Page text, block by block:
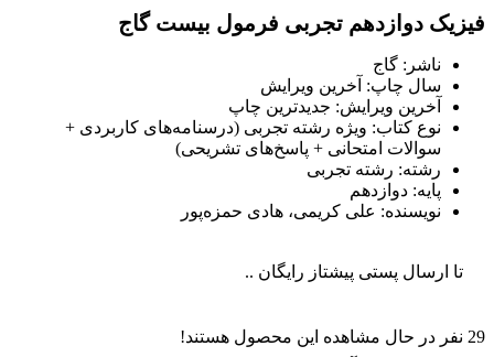
فیزیک دوازدهم تجربی فرمول بیست گاج
ناشر: گاج
سال چاپ: آخرین ویرایش
آخرین ویرایش: جدیدترین چاپ
نوع کتاب: ویژه رشته تجربی (درسنامه‌های کاربردی +
سوالات امتحانی + پاسخ‌های تشریحی)
رشته: رشته تجربی
پایه: دوازدهم
نویسنده: علی کریمی، هادی حمزه‌پور
تا ارسال پستی پیشتاز رایگان ..
29 نفر در حال مشاهده این محصول هستند!